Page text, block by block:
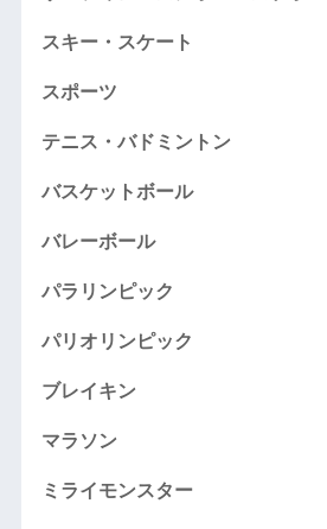
スキー・スケート
スポーツ
テニス・バドミントン
バスケットボール
バレーボール
パラリンピック
パリオリンピック
ブレイキン
マラソン
ミライモンスター